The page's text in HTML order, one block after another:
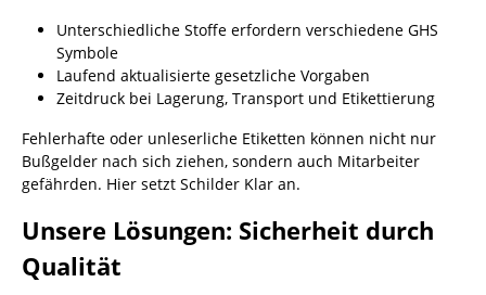
Unterschiedliche Stoffe erfordern verschiedene GHS
Symbole
Laufend aktualisierte gesetzliche Vorgaben
Zeitdruck bei Lagerung, Transport und Etikettierung
Fehlerhafte oder unleserliche Etiketten können nicht nur
Bußgelder nach sich ziehen, sondern auch Mitarbeiter
gefährden. Hier setzt Schilder Klar an.
Unsere Lösungen: Sicherheit durch
Qualität